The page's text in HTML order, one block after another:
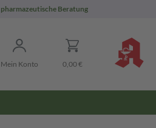
pharmazeutische Beratung
Mein Konto 0,00 €